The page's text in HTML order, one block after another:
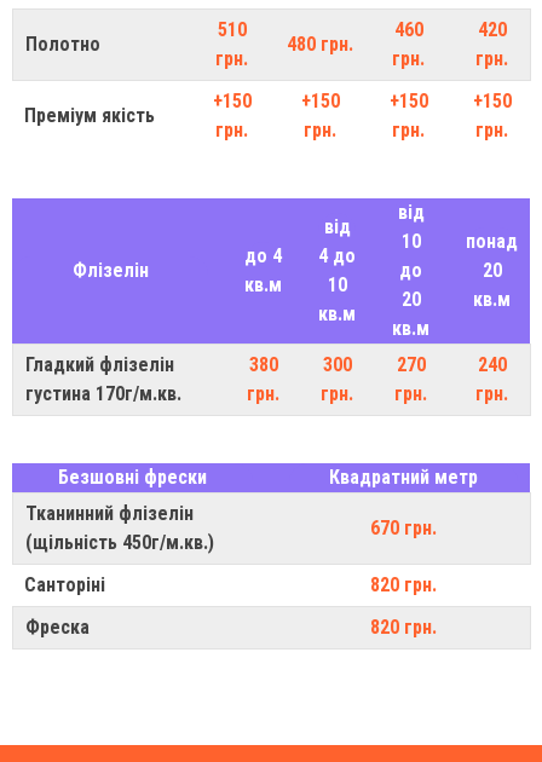
Полотно
510
грн.
480 грн.
460
грн.
420
грн.
Преміум якість
+150
грн.
+150
грн.
+150
грн.
+150
грн.
Флізелін
до 4
кв.м
від
4 до
10
кв.м
від
10
до
20
кв.м
понад
20
кв.м
Гладкий флізелін
густина 170г/м.кв.
380
грн.
300
грн.
270
грн.
240
грн.
Безшовні фрески
Квадратний метр
Тканинний флізелін
(щільність 450г/м.кв.)
670 грн.
Санторіні
820 грн.
Фреска
820 грн.